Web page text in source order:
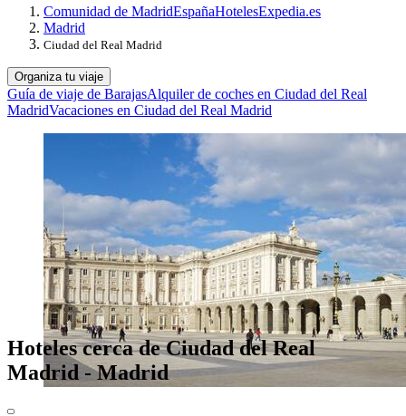
Comunidad de MadridEspañaHotelesExpedia.es
Madrid
Ciudad del Real Madrid
Organiza tu viaje
Guía de viaje de BarajasAlquiler de coches en Ciudad del Real
MadridVacaciones en Ciudad del Real Madrid
Hoteles cerca de Ciudad del Real
Madrid - Madrid